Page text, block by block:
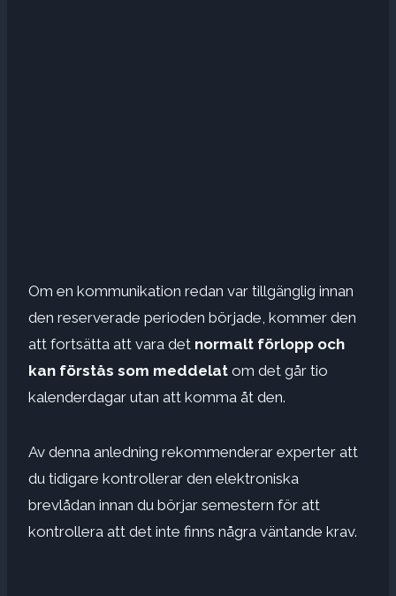
Om en kommunikation redan var tillgänglig innan
den reserverade perioden började, kommer den
att fortsätta att vara det normalt förlopp och
kan förstås som meddelat om det går tio
kalenderdagar utan att komma åt den.
Av denna anledning rekommenderar experter att
du tidigare kontrollerar den elektroniska
brevlådan innan du börjar semestern för att
kontrollera att det inte finns några väntande krav.